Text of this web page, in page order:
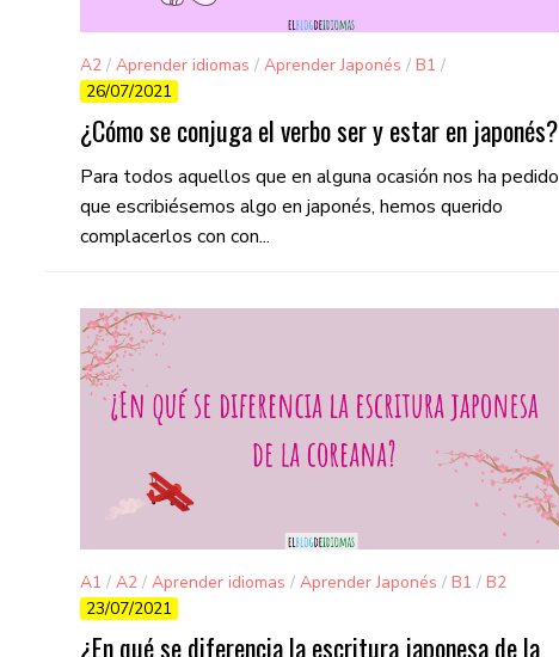
A2 /Aprender idiomas /Aprender Japonés /B1 /
Gramática
26/07/2021
¿Cómo se conjuga el verbo ser y estar en japonés?
Para todos aquellos que en alguna ocasión nos ha pedido
que escribiésemos algo en japonés, hemos querido
complacerlos con con...
A1 /A2 /Aprender idiomas /Aprender Japonés /B1 /B2
/C1/C2/Curiosidades
23/07/2021
¿En qué se diferencia la escritura japonesa de la